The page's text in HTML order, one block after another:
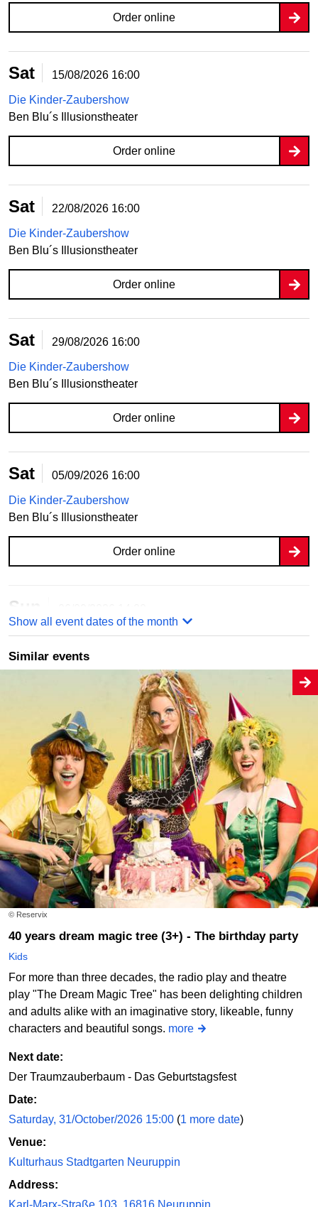
Order online
Sat 15/08/2026 16:00
Die Kinder-Zaubershow
Ben Blu´s Illusionstheater
Order online
Sat 22/08/2026 16:00
Die Kinder-Zaubershow
Ben Blu´s Illusionstheater
Order online
Sat 29/08/2026 16:00
Die Kinder-Zaubershow
Ben Blu´s Illusionstheater
Order online
Sat 05/09/2026 16:00
Die Kinder-Zaubershow
Ben Blu´s Illusionstheater
Order online
Sun
Die Kinder-Zaubershow
Ben Blu´s Illusionstheater
Order online
Sat 12/09/2026 16:00
Die Kinder-Zaubershow
Ben Blu´s Illusionstheater
Order online
Sun 13/09/2026 14:00
Die Kinder-Zaubershow
Ben Blu´s Illusionstheater
Sat 19/09/2026 16:00
Die Kinder-Zaubershow
Ben Blu´s Illusionstheater
Show all event dates of the month
Similar events
© Reservix
40 years dream magic tree (3+) - The birthday party
Kids
For more than three decades, the radio play and theatre
play "The Dream Magic Tree" has been delighting children
and adults alike with an imaginative story, likeable, funny
characters and beautiful songs. more
Next date:
Der Traumzauberbaum - Das Geburtstagsfest
Date:
Saturday, 31/October/2026 15:00 (1 more date)
Venue:
Kulturhaus Stadtgarten Neuruppin
Address:
Karl-Marx-Straße 103, 16816 Neuruppin